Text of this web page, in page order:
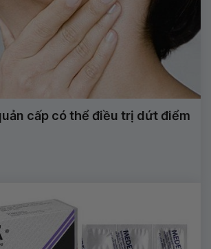
cấp có thể điều trị dứt điểm